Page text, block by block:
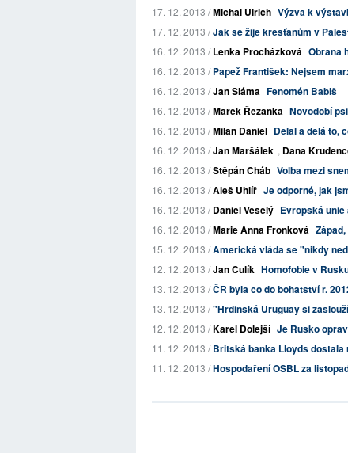
17. 12. 2013 /Michal Ulrich Výzva k
17. 12. 2013 /Jak se žije křesťanům v
16. 12. 2013 /Lenka Procházková Obrana
16. 12. 2013 /Papež František: Nejsem
16. 12. 2013 /Jan Sláma Fenomén Babiš
16. 12. 2013 /Marek Řezanka Novodobí
16. 12. 2013 /Milan Daniel Dělal a dělá to,
16. 12. 2013 /Jan Maršálek , Dana
16. 12. 2013 /Štěpán Cháb Volba mezi
16. 12. 2013 /Aleš Uhlíř Je odporné, jak
16. 12. 2013 /Daniel Veselý Evropská
16. 12. 2013 /Marie Anna Fronková
15. 12. 2013 /Americká vláda se "nikdy
12. 12. 2013 /Jan Čulík Homofobie v
13. 12. 2013 /ČR byla co do bohatství r.
13. 12. 2013 /"Hrdinská Uruguay si
12. 12. 2013 /Karel Dolejší Je Rusko
11. 12. 2013 /Britská banka Lloyds
11. 12. 2013 /Hospodaření OSBL za